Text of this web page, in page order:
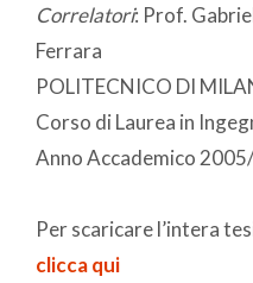
Correlatori: Prof.
Ferrara
POLITECNICO DI
Corso di Laurea in
Anno Accademico
Per scaricare l’intera
clicca qui